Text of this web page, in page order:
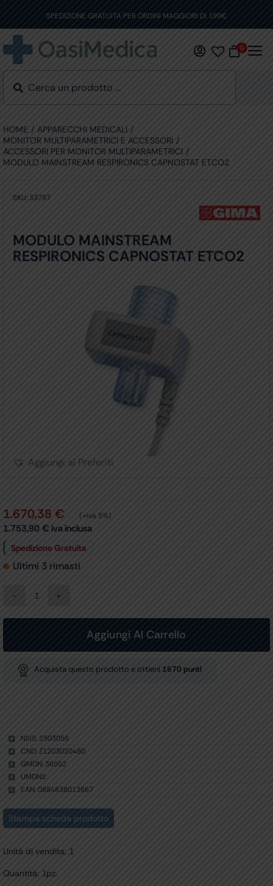
content
SPEDIZIONE GRATUITA PER ORDINI MAGGIORI DI 199€
0
HOME
APPARECCHI MEDICALI
MONITOR MULTIPARAMETRICI E ACCESSORI
ACCESSORI PER MONITOR MULTIPARAMETRICI
MODULO MAINSTREAM RESPIRONICS CAPNOSTAT ETCO2
SKU: 33797
MODULO MAINSTREAM
RESPIRONICS CAPNOSTAT ETCO2
Aggiungi ai Preferiti
1.670,38 € (+iva 5%)
1.753,90 € iva inclusa
Spedizione Gratuita
Ultimi 3 rimasti
MODULO
RESPIRONICS
CAPNOSTAT
quantità
Aggiungi Al Carrello
Acquista questo prodotto e ottieni 1670 punti
NSIS: 2503056
CND: Z1203020480
GMDN: 36552
UMDNS:
EAN: 0884838013667
Stampa scheda prodotto
Unità di vendita: 1
Quantità: 1pz.